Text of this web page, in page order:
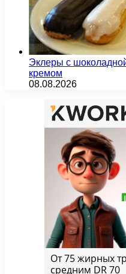
Эклеры с
кремом
08.08.2026